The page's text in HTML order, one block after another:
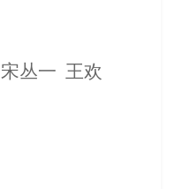
宋丛一 王欢